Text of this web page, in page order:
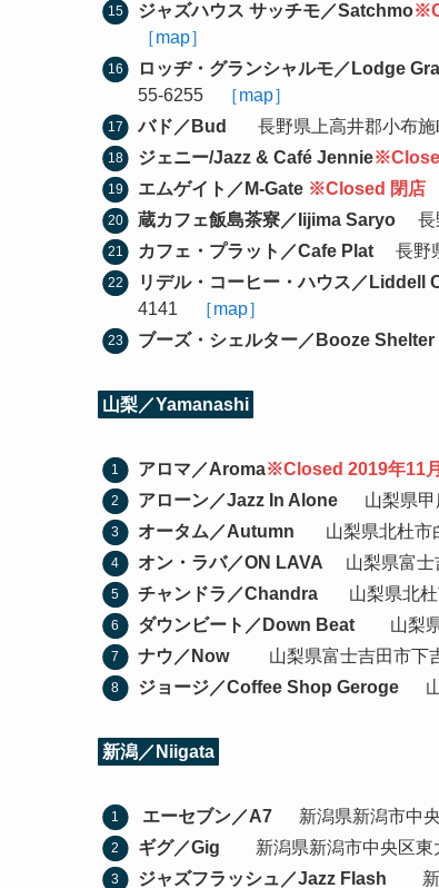
ジャズハウス サッチモ／Satchmo
［map］
ロッヂ・グランシャルモ／Lodge
55-6255
［map］
バド／Bud
長野県上高井郡小布施
ジェニー/Jazz & Café Jennie
エムゲイト／M-Gate ※Closed 閉店
蔵カフェ飯島茶寮／Iijima Saryo 長
カフェ・プラット／Cafe Plat
長野
リデル・コーヒー・ハウス／Liddell
4141
［map］
ブーズ・シェルター／Booze Shelter
山梨／Yamanashi
アロマ／Aroma※Closed 2019年11
アローン／Jazz In Alone 山梨県甲
オータム／Autumn 山梨県北杜市
オン・ラバ／ON LAVA
山梨県富
チャンドラ／Chandra 山梨県北杜
ダウンビート／Down Beat 山梨県
ナウ／Now山梨県富士吉田市下吉
ジョージ／Coffee Shop Geroge 山
新潟／Niigata
エーセブン／A7 新潟県新潟市中
ギグ／Gig 新潟県新潟市中央区
ジャズフラッシュ／Jazz Flash
新